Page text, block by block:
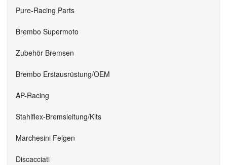
Pure-Racing Parts
Brembo Supermoto
Zubehör Bremsen
Brembo Erstausrüstung/OEM
AP-Racing
Stahlflex-Bremsleitung/Kits
Marchesini Felgen
Discacciati